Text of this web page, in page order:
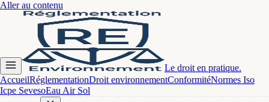
Aller au contenu
Le droit en pratique.
AccueilRéglementationDroit environnementConformitéNormes Iso
Icpe SevesoEau Air Sol